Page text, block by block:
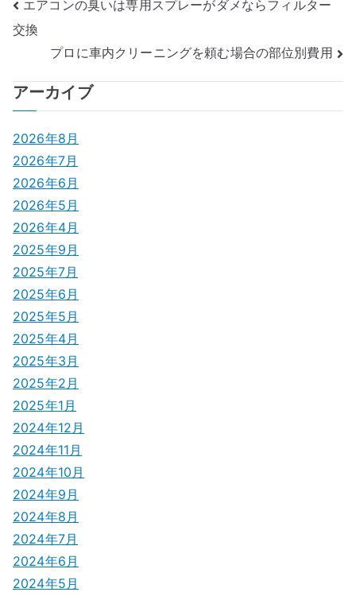
投
稿
ナ
ビ
ゲ
ー
シ
ョ
ン
エアコンの臭いは専用スプレーがダメならフィルター
交換
プロに車内クリーニングを頼む場合の部位別費用
アーカイブ
2026年8月
2026年7月
2026年6月
2026年5月
2026年4月
2025年9月
2025年7月
2025年6月
2025年5月
2025年4月
2025年3月
2025年2月
2025年1月
2024年12月
2024年11月
2024年10月
2024年9月
2024年8月
2024年7月
2024年6月
2024年5月